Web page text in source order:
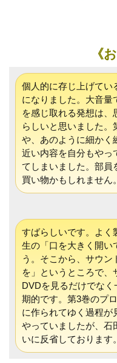
《
個人的に存じ上げてい
になりました。大音量
を感じ取れる発想は、
らしいと思いました。
や、あのように細か
近い内容を自分もやっ
てしまいました。部員
買い物かもしれません。
すばらしいです。よく
生の「口を大きく開い
う。そこから、サウン
を」というところで、
DVDを見るだけでな
期的です。第3巻のプ
に作られてゆく過程が
やっていましたが、石
いに反省しております。